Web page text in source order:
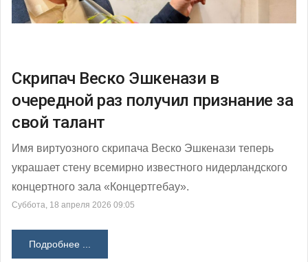
Скрипач Веско Эшкенази в
очередной раз получил признание за
свой талант
Имя виртуозного скрипача Веско Эшкенази теперь
украшает стену всемирно известного нидерландского
концертного зала «Концертгебау».
Суббота, 18 апреля 2026 09:05
Подробнее ...